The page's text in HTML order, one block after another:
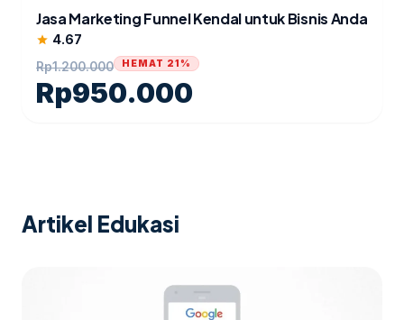
Jasa Marketing Funnel Kendal untuk Bisnis Anda
star 4.67
Rp1.200.000
Rp950.000
HEMAT 21%
Artikel Edukasi